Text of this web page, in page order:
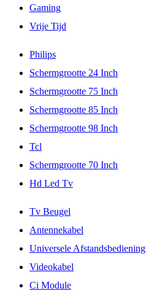
Gaming
Vrije Tijd
Philips
Schermgrootte 24 Inch
Schermgrootte 75 Inch
Schermgrootte 85 Inch
Schermgrootte 98 Inch
Tcl
Schermgrootte 70 Inch
Hd Led Tv
Tv Beugel
Antennekabel
Universele Afstandsbediening
Videokabel
Ci Module